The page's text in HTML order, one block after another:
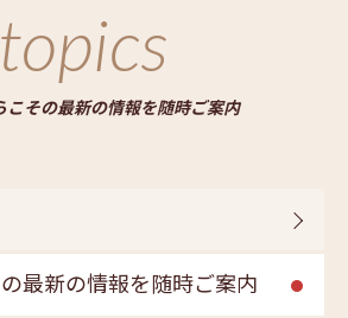
topics
こその最新の情報を随時ご案内
最新の情報を随時ご案内